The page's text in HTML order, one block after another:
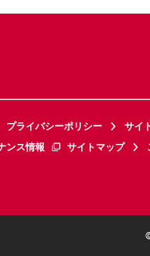
プライバシーポリシー
サイ
ンス情報 サイトマップ